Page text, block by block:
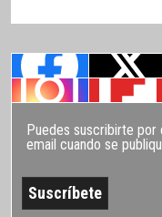
Puedes suscribirte
email cuando se